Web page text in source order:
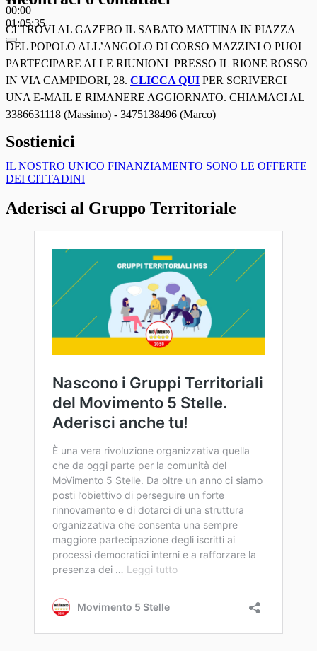
00:00
01:05:35
CI TROVI AL GAZEBO IL SABATO MATTINA IN PIAZZA
DEL POPOLO ALL’ANGOLO DI CORSO MAZZINI O PUOI
PARTECIPARE ALLE RIUNIONI PRESSO IL RIONE ROSSO
IN VIA CAMPIDORI, 28. CLICCA QUI PER SCRIVERCI
UNA E-MAIL E RIMANERE AGGIORNATO. CHIAMACI AL
3386631118 (Massimo) - 3475138496 (Marco)
Sostienici
IL NOSTRO UNICO FINANZIAMENTO SONO LE OFFERTE
DEI CITTADINI
Aderisci al Gruppo Territoriale